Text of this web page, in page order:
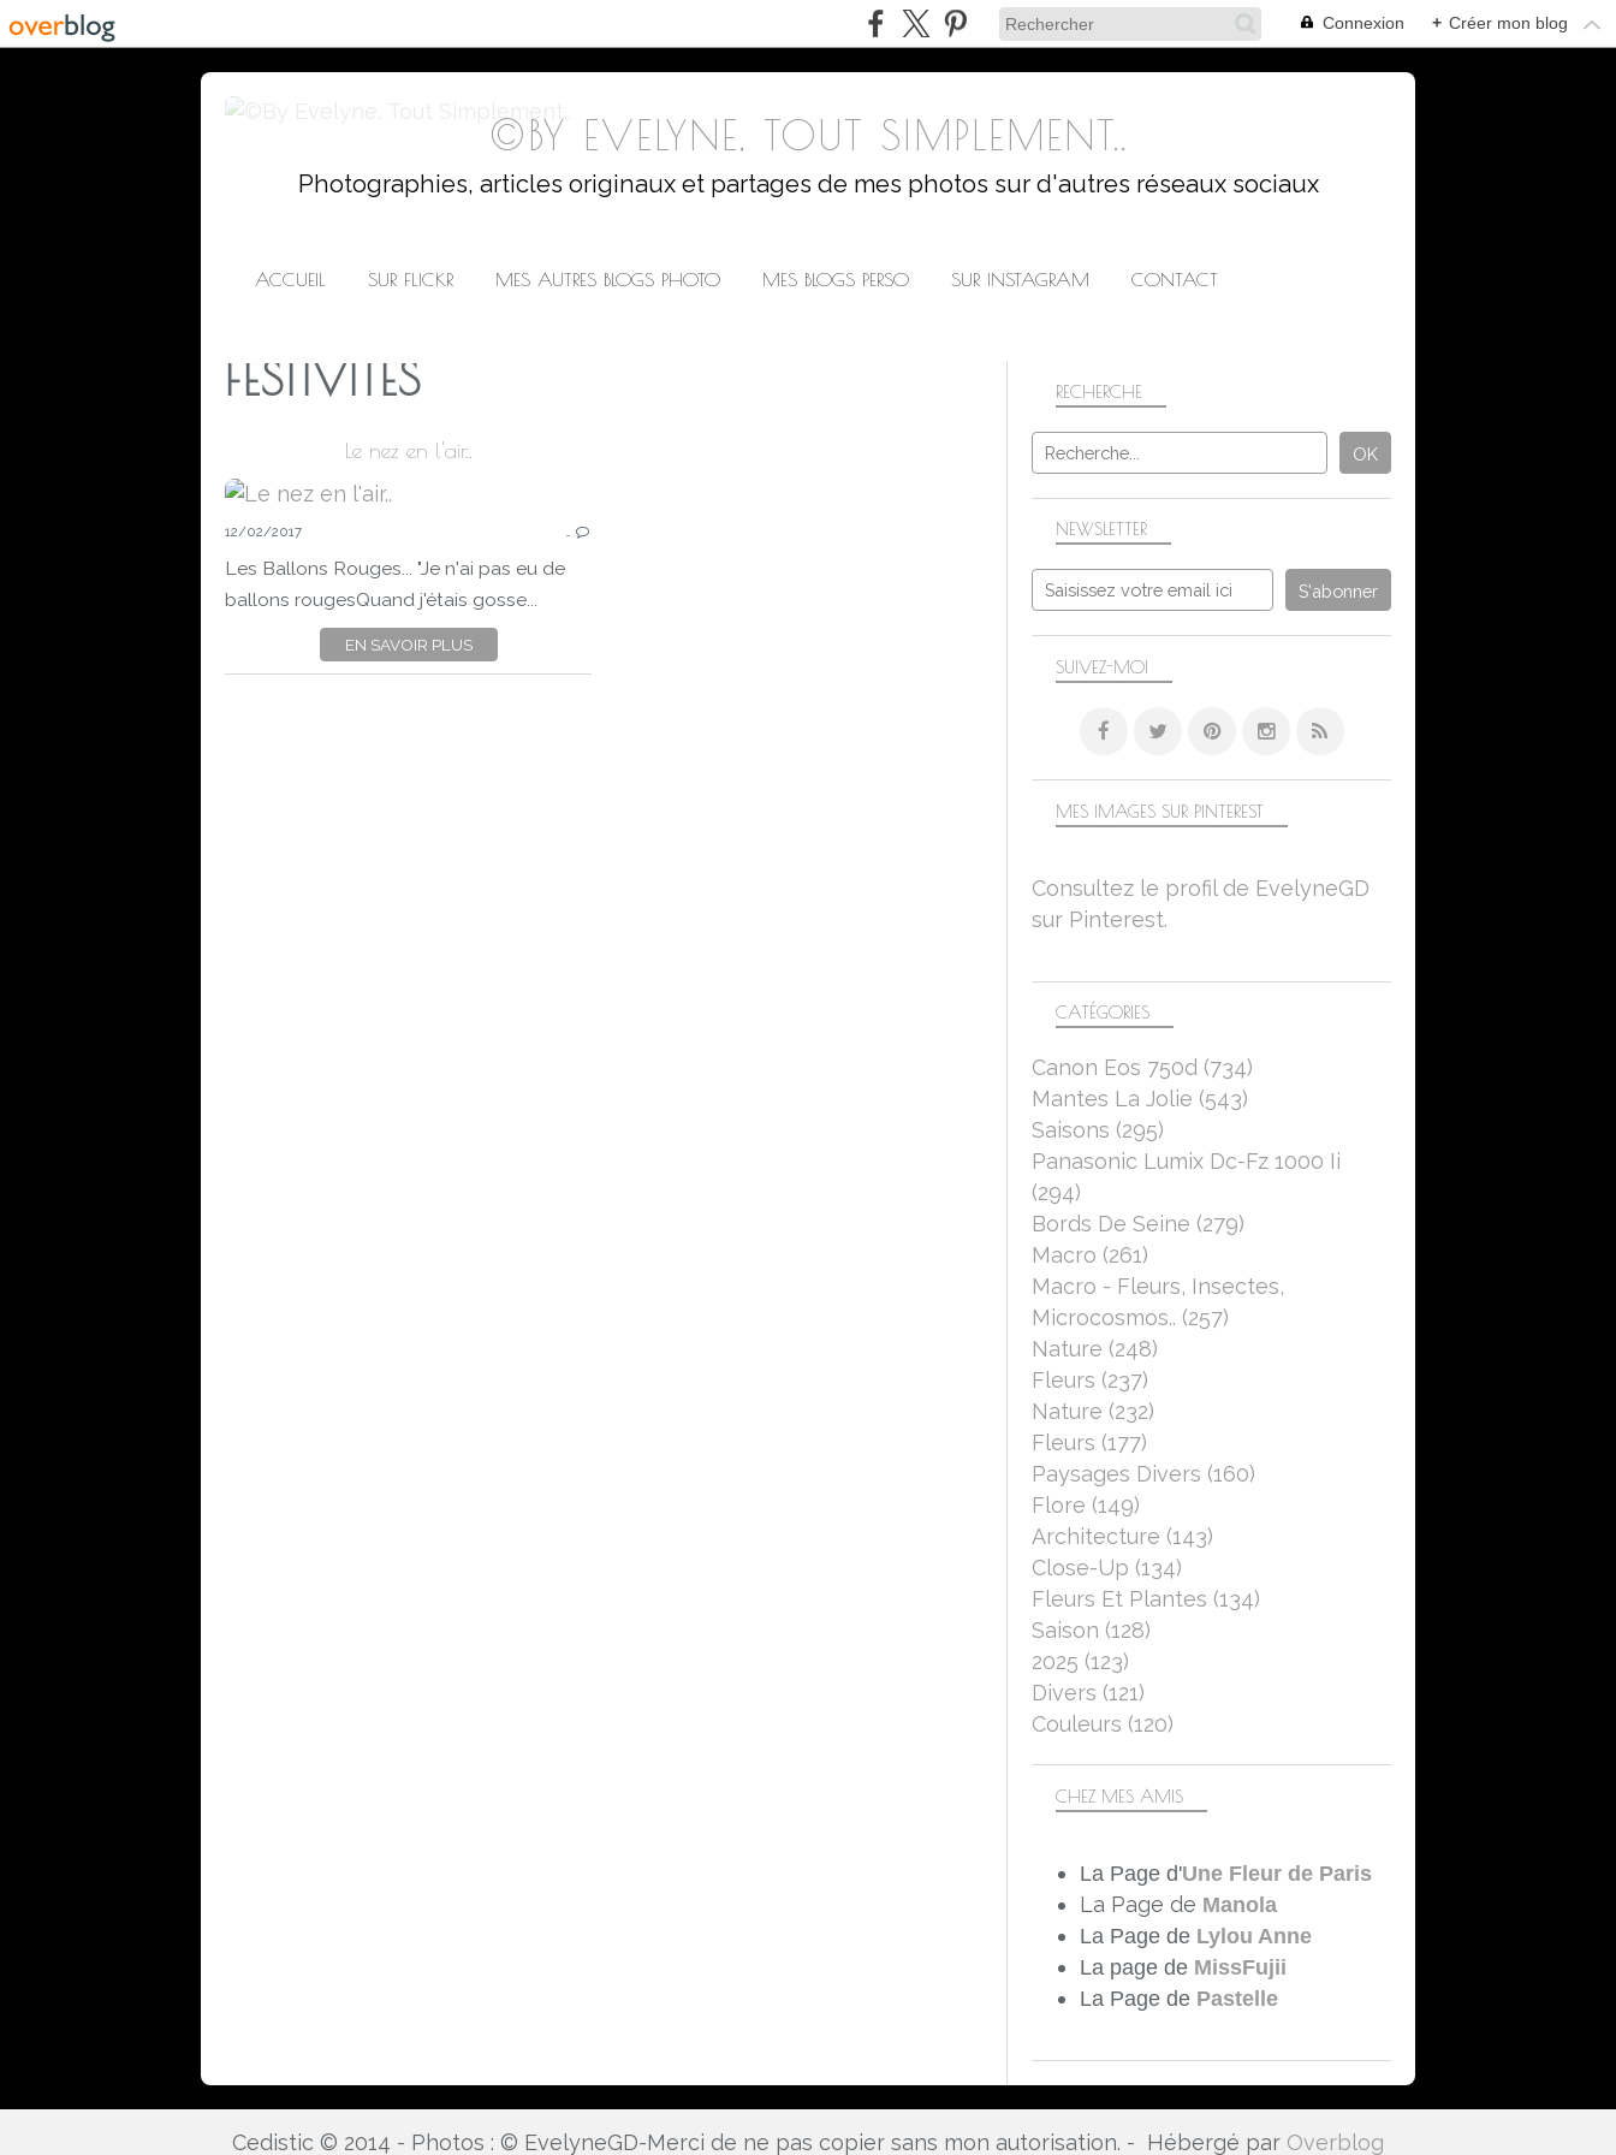
Connexion + Créer mon blog
©BY EVELYNE, TOUT SIMPLEMENT..
Photographies, articles originaux et partages de mes photos sur d'autres réseaux sociaux
ACCUEIL SUR FLICKR MES AUTRES BLOGS PHOTO MES BLOGS PERSO SUR INSTAGRAM CONTACT
FESTIVITES
Le nez en l'air..
12/02/2017 …
Les Ballons Rouges... "Je n'ai pas eu de
ballons rougesQuand j'étais gosse...
EN SAVOIR PLUS
NEWSLETTER
SUIVEZ-MOI
RECHERCHE
CATÉGORIES
Canon Eos 750d (734)
Mantes La Jolie (543)
Saisons (295)
Panasonic Lumix Dc-Fz 1000 Ii
(294)
Bords De Seine (279)
Macro (261)
Macro - Fleurs, Insectes,
Microcosmos.. (257)
Nature (248)
Fleurs (237)
Nature (232)
Fleurs (177)
Paysages Divers (160)
Flore (149)
Architecture (143)
Close-Up (134)
Fleurs Et Plantes (134)
Saison (128)
2025 (123)
Divers (121)
Couleurs (120)
MES IMAGES SUR PINTEREST
Consultez le profil de EvelyneGD
sur Pinterest.
CHEZ MES AMIS
La Page d'Une Fleur de Paris
La Page de Manola
La Page de Lylou Anne
La page de MissFujii
La Page de Pastelle
Cedistic © 2014 - Photos : © EvelyneGD-Merci de ne pas copier sans mon autorisation. - Hébergé par Overblog